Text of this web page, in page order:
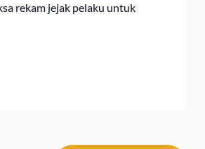
rekam jejak pelaku untuk